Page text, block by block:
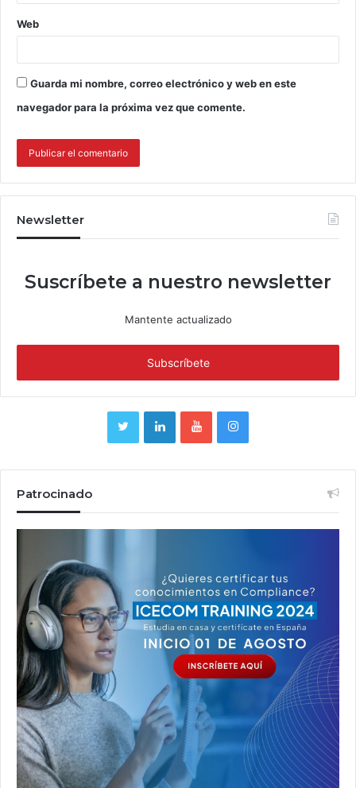
Web
Guarda mi nombre, correo electrónico y web en este
navegador para la próxima vez que comente.
Newsletter
Suscríbete a nuestro newsletter
Mantente actualizado
Patrocinado